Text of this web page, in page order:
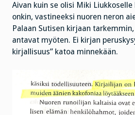
Aivan kuin se olisi Miki
onkin, vastineeksi nuoren neron
Palaan Sutisen kirjaan
antavat myöten. Ei kirjan
kirjallisuus” katoa minnekään.